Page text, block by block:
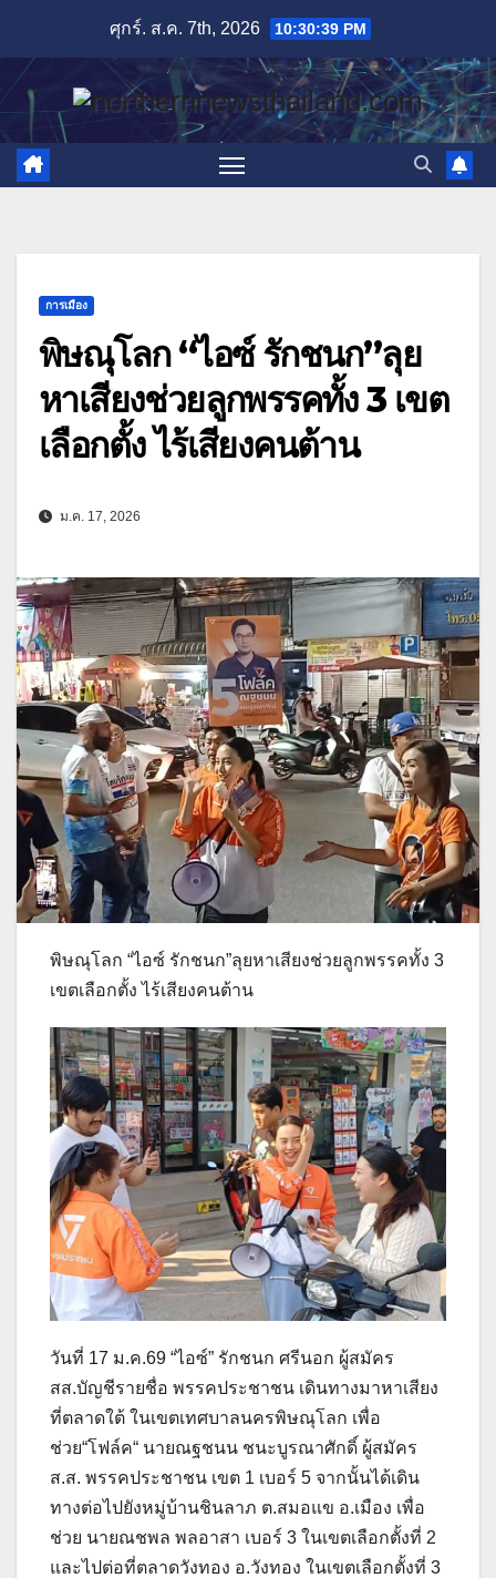
content
ศุกร์. ส.ค. 7th, 2026 10:30:41 PM
การเมือง
พิษณุโลก “ไอซ์ รักชนก”ลุย
หาเสียงช่วยลูกพรรคทั้ง 3 เขต
เลือกตั้ง ไร้เสียงคนต้าน
ม.ค. 17, 2026
พิษณุโลก “ไอซ์ รักชนก”ลุยหาเสียงช่วยลูกพรรคทั้ง 3
เขตเลือกตั้ง ไร้เสียงคนต้าน
วันที่ 17 ม.ค.69 “ไอซ์” รักชนก ศรีนอก ผู้สมัคร
สส.บัญชีรายชื่อ พรรคประชาชน เดินทางมาหาเสียง
ที่ตลาดใต้ ในเขตเทศบาลนครพิษณุโลก เพื่อ
ช่วย“โฟล์ค“ นายณฐชนน ชนะบูรณาศักดิ์ ผู้สมัคร
ส.ส. พรรคประชาชน เขต 1 เบอร์ 5 จากนั้นได้เดิน
ทางต่อไปยังหมู่บ้านชินลาภ ต.สมอแข อ.เมือง เพื่อ
ช่วย นายณชพล พลอาสา เบอร์ 3 ในเขตเลือกตั้งที่ 2
และไปต่อที่ตลาดวังทอง อ.วังทอง ในเขตเลือกตั้งที่ 3